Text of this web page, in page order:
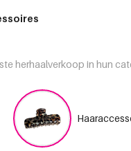
herhaalverkoop in hun